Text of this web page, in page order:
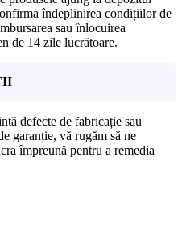
îndeplinirea condițiilor de
sau înlocuirea
de 14 zile lucrătoare.
defecte de fabricație sau
garanție, vă rugăm să ne
împreună pentru a remedia